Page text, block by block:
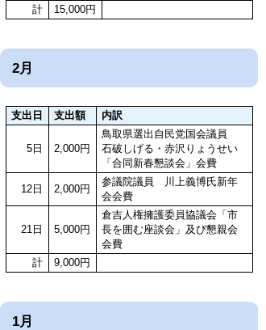
計
15,000円
2月
支出日 支出額 内訳
5日 2,000円
鳥取県選出自民党国会議員
石破しげる・赤沢りょうせい
「合同新春懇談会」会費
12日 2,000円
参議院議員 川上義博氏新年
会会費
21日 5,000円
倉吉人権擁護委員協議会「市
長を囲む座談会」及び懇親会
会費
計
9,000円
1月